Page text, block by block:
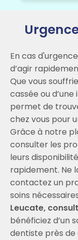
En cas
d’agir
Que vous
cassée ou
permet de
chez vous pour
Grâce à notre
consulter les
leurs
rapidement. Ne
contactez un
soins
Leucate,
bénéficiez d’un
dentiste près de